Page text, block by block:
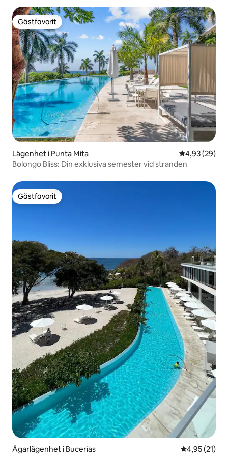
Gästfavorit
Gästfavorit
Lägenhet i Punta Mita 4,93 av 5 i
4,93 (29)
Bolongo Bliss: Din exklusiva semester vid stranden
Gästfavorit
Gästfavorit
Ägarlägenhet i Bucerías 4,95 av 5 i
4,95 (21)